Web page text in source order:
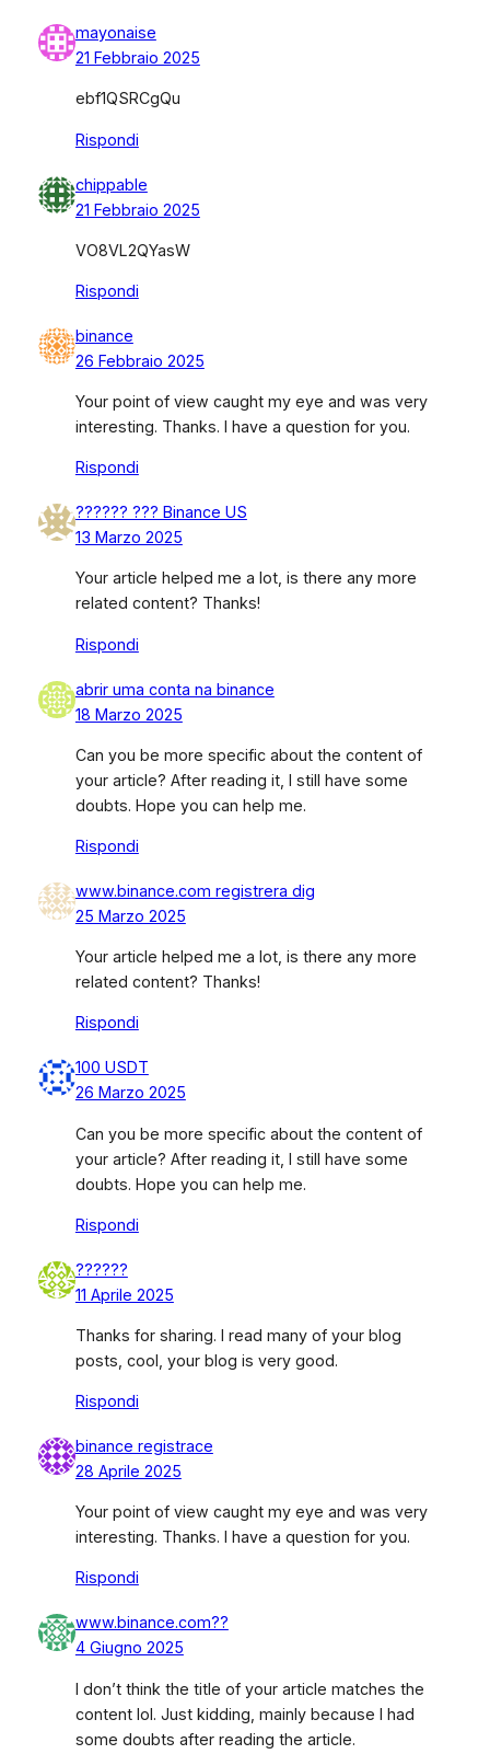
mayonaise
21 Febbraio 2025
ebf1QSRCgQu
Rispondi
chippable
21 Febbraio 2025
VO8VL2QYasW
Rispondi
binance
26 Febbraio 2025
Your point of view caught my eye and was very
interesting. Thanks. I have a question for you.
Rispondi
?????? ??? Binance US
13 Marzo 2025
Your article helped me a lot, is there any more
related content? Thanks!
Rispondi
abrir uma conta na binance
18 Marzo 2025
Can you be more specific about the content of
your article? After reading it, I still have some
doubts. Hope you can help me.
Rispondi
www.binance.com registrera dig
25 Marzo 2025
Your article helped me a lot, is there any more
related content? Thanks!
Rispondi
100 USDT
26 Marzo 2025
Can you be more specific about the content of
your article? After reading it, I still have some
doubts. Hope you can help me.
Rispondi
??????
11 Aprile 2025
Thanks for sharing. I read many of your blog
posts, cool, your blog is very good.
Rispondi
binance registrace
28 Aprile 2025
Your point of view caught my eye and was very
interesting. Thanks. I have a question for you.
Rispondi
www.binance.com??
4 Giugno 2025
I don’t think the title of your article matches the
content lol. Just kidding, mainly because I had
some doubts after reading the article.